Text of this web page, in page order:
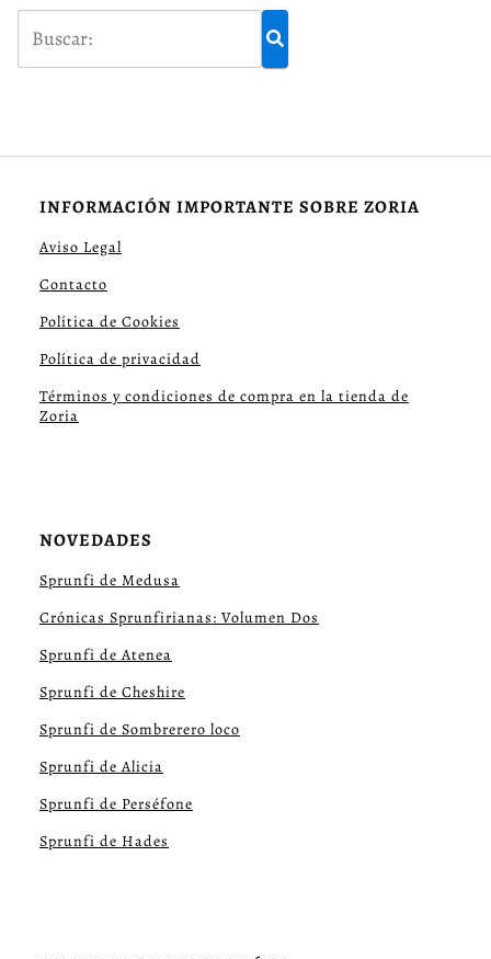
INFORMACIÓN IMPORTANTE SOBRE ZORIA
Aviso Legal
Contacto
Política de Cookies
Política de privacidad
Términos y condiciones de compra en la tienda de
Zoria
NOVEDADES
Sprunfi de Medusa
Crónicas Sprunfirianas: Volumen Dos
Sprunfi de Atenea
Sprunfi de Cheshire
Sprunfi de Sombrerero loco
Sprunfi de Alicia
Sprunfi de Perséfone
Sprunfi de Hades